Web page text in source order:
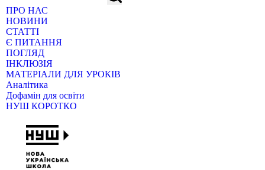
ПРО НАС
НОВИНИ
СТАТТІ
Є ПИТАННЯ
ПОГЛЯД
ІНКЛЮЗІЯ
МАТЕРІАЛИ ДЛЯ УРОКІВ
Аналітика
Дофамін для освіти
НУШ КОРОТКО